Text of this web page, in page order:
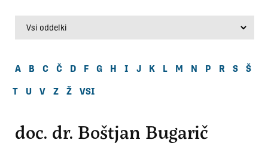
A B C Č D F G H I J K L M N P R S Š
T U V Z Ž VSI
doc. dr. Boštjan Bugarič